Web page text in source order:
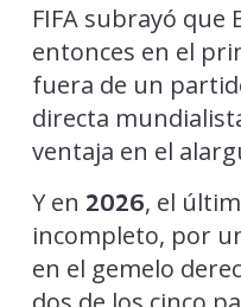
FIFA subrayó que
entonces en el
fuera de un
directa
ventaja en el
Y en 2026, el
incompleto, por
en el gemelo